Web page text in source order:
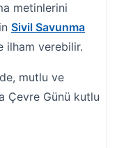
metinlerini
Sivil Savunma
ilham verebilir.
mutlu ve
Çevre Günü kutlu